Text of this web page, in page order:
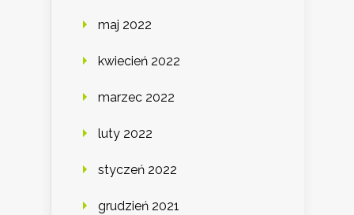
maj 2022
kwiecień 2022
marzec 2022
luty 2022
styczeń 2022
grudzień 2021